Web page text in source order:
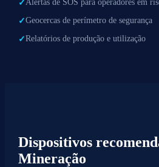
✓
✓Geocercas de perímetro de segurança
✓Relatórios de produção e utilização
Dispositivos
Mineração